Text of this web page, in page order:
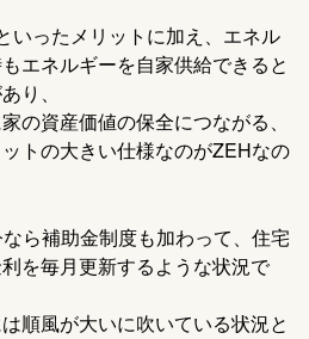
いったメリットに加え、エネル
エネルギーを自家供給できると
り、
の資産価値の保全につながる、
トの大きい仕様なのがZEHなの
ら補助金制度も加わって、住宅
を毎月更新するような状況で
順風が大いに吹いている状況と